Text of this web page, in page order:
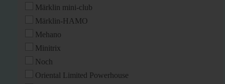
Märklin mini-club
Märklin-HAMO
Mehano
Minitrix
Noch
Oriental Limited Powerhouse